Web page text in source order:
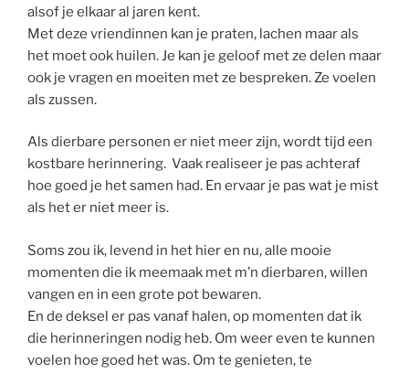
alsof je elkaar al jaren kent.
Met deze vriendinnen kan je praten, lachen maar als
het moet ook huilen. Je kan je geloof met ze delen maar
ook je vragen en moeiten met ze bespreken. Ze voelen
als zussen.
Als dierbare personen er niet meer zijn, wordt tijd een
kostbare herinnering. Vaak realiseer je pas achteraf
hoe goed je het samen had. En ervaar je pas wat je mist
als het er niet meer is.
Soms zou ik, levend in het hier en nu, alle mooie
momenten die ik meemaak met m’n dierbaren, willen
vangen en in een grote pot bewaren.
En de deksel er pas vanaf halen, op momenten dat ik
die herinneringen nodig heb. Om weer even te kunnen
voelen hoe goed het was. Om te genieten, te